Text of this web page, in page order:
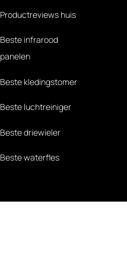
Productreviews huis
Beste infrarood
panelen
Beste kledingstomer
Beste luchtreiniger
Beste driewieler
Beste waterfles